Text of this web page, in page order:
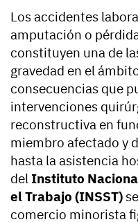
Los accidentes
amputación o
constituyen una de
gravedad en el
consecuencias que
intervenciones
reconstructiva en
miembro afectado y
hasta la asistencia
del Instituto
el Trabajo (INSST)
comercio minorista